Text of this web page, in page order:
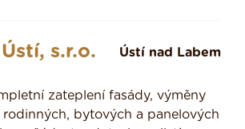
s.r.o. Ústí nad Labem
zateplení fasády, výměny
bytových a panelových